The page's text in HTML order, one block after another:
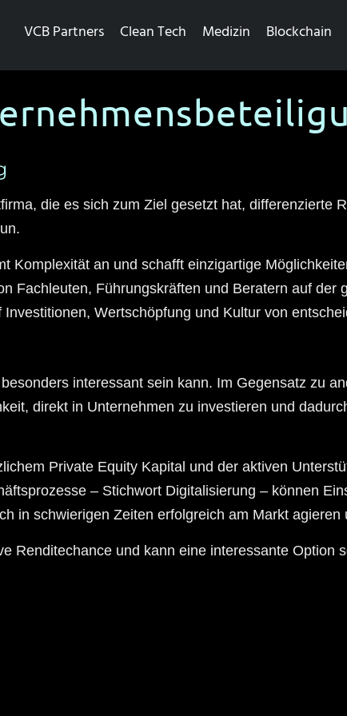
VCB Partners Clean Tech Medizin Blockchain
die es sich zum Ziel gesetzt hat, differenzierte
Komplexität an und schafft einzigartige
Fachleuten, Führungskräften und Beratern auf
Wertschöpfung und Kultur von
interessant sein kann. Im Gegensatz zu
direkt in Unternehmen zu investieren und
Private Equity Kapital und der aktiven
– Stichwort Digitalisierung – können
in schwierigen Zeiten erfolgreich am Markt
Renditechance und kann eine interessante Option